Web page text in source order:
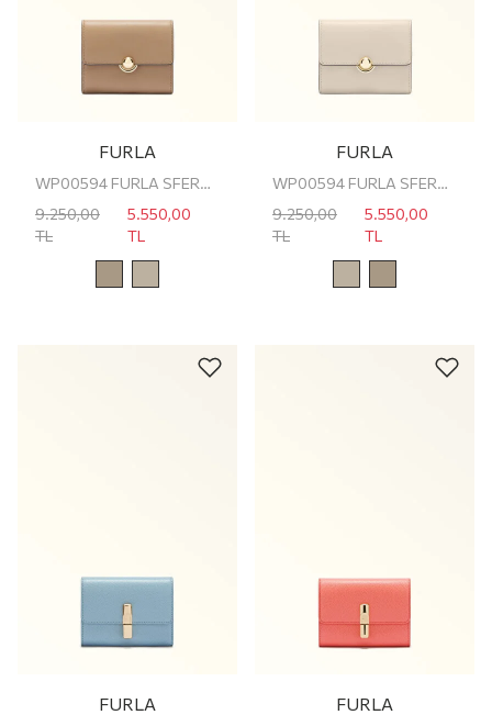
FURLA
WP00594 FURLA SFERA S COMPACT WALLET F
9.250,00
TL
5.550,00
TL
FURLA
WP00594 FURLA SFERA S COMPACT WALLET F
9.250,00
TL
5.550,00
TL
FURLA FURLA